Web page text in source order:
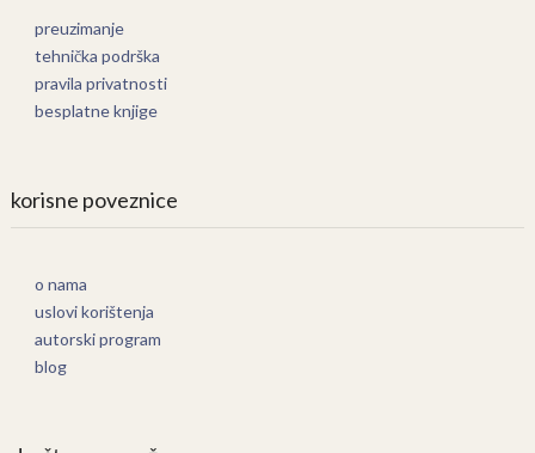
preuzimanje
tehnička podrška
pravila privatnosti
besplatne knjige
korisne poveznice
o nama
uslovi korištenja
autorski program
blog